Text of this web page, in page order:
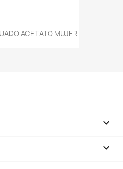
ACETATO MUJER

